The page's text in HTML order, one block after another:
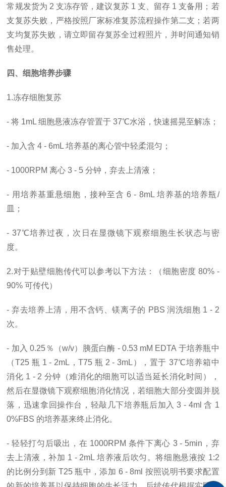
常规发货为 2 支冻存管，建议复苏 1 支、留存 1 支备用；若
支复苏失败，严格按照厂家标准复苏流程操作第二支；若两
支均复苏失败，请立即留存复苏全过程照片，并时间通知销
售处理。
四、细胞培养步骤
1.冻存细胞复苏
- 将 1mL 细胞悬液冻存管置于 37℃水浴，快速摇晃至解冻；
- 加入含 4 - 6mL 培养基的离心管中轻柔混匀；
- 1000RPM 离心 3 - 5 分钟，弃去上清液；
- 用培养基重悬细胞，接种至含 6 - 8mL 培养基的培养瓶/
皿；
- 37℃培养过夜，次日在显微镜下观察细胞生长状态与密
度。
2.对于贴壁细胞传代可以参考以下方法：（细胞密度 80% -
90% 可传代）
- 弃去培养上清，用不含钙、镁离子的 PBS 润洗细胞 1 - 2
次。
- 加入 0.25％（w/v）胰蛋白酶 - 0.53 mM EDTA 于培养瓶中
（T25 瓶 1 - 2mL，T75 瓶 2 - 3mL），置于 37℃培养箱中
消化 1 - 2 分钟（难消化的细胞可以适当延长消化时间），
然后在显微镜下观察细胞消化情况，若细胞大部分变圆并脱
落，迅速拿回操作台，轻敲几下培养瓶后加入 3 - 4ml 含 1
0%FBS 的培养基来终止消化。
- 轻轻打匀后吸出，在 1000RPM 条件下离心 3 - 5min，弃
去上清液，补加 1 - 2mL 培养液后吹匀。将细胞悬液按 1:2
的比例分到新 T25 瓶中，添加 6 - 8ml 按照说明书要求配置